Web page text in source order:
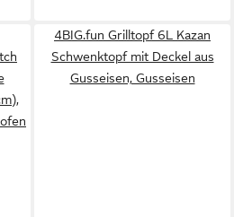
4BIG.fun Grilltopf 6L Kazan
Schwenktopf mit Deckel aus
Gusseisen, Gusseisen